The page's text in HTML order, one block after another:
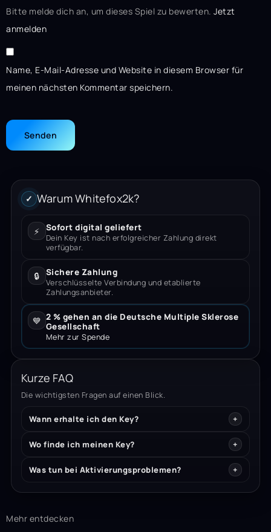
Bitte melde dich an, um dieses Spiel zu bewerten. Jetzt
anmelden
Name, E-Mail-Adresse und Website in diesem Browser für
meinen nächsten Kommentar speichern.
✓ Warum Whitefox2k?
⚡ Sofort digital geliefert
Dein Key ist nach erfolgreicher Zahlung direkt
verfügbar.
🔒 Sichere Zahlung
Verschlüsselte Verbindung und etablierte
Zahlungsanbieter.
💙 2 % gehen an die Deutsche Multiple Sklerose
Gesellschaft
Mehr zur Spende
Kurze FAQ
Die wichtigsten Fragen auf einen Blick.
Wann erhalte ich den Key?
Wo finde ich meinen Key?
Was tun bei Aktivierungsproblemen?
Mehr entdecken